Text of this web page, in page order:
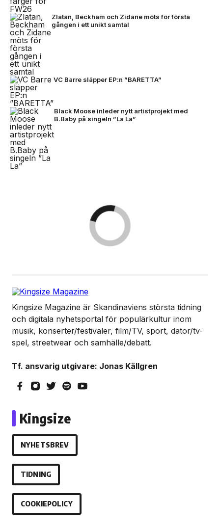
Zlatan, Beckham och Zidane möts för första
gången i ett unikt samtal
VC Barre släpper EP:n ”BARETTA”
Black Moose inleder nytt artistprojekt med
B.Baby på singeln ”La La”
Kingsize Magazine är Skandinaviens största tidning
och digitala nyhetsportal för populärkultur inom
musik, konserter/festivaler, film/TV, sport, dator/tv-
spel, streetwear och samhälle/debatt.
Tf. ansvarig utgivare: Jonas Källgren
Kingsize
NYHETSBREV
TIDNING
COOKIEPOLICY